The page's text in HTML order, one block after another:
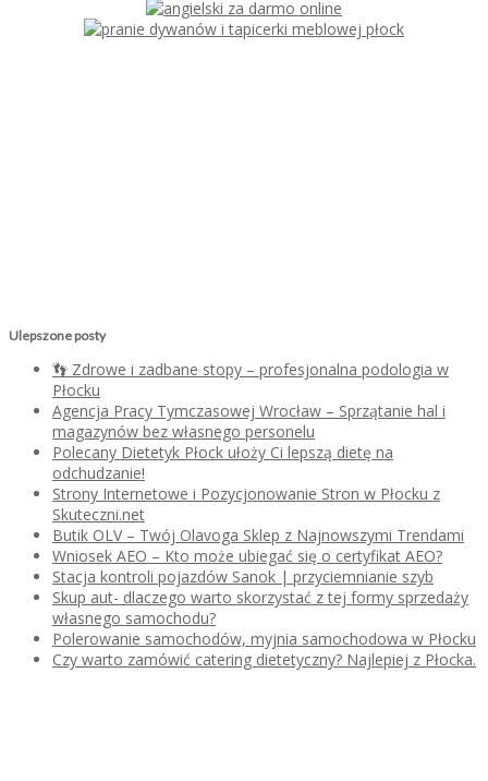
Ulepszone posty
👣 Zdrowe i zadbane stopy – profesjonalna podologia w
Płocku
Agencja Pracy Tymczasowej Wrocław – Sprzątanie hal i
magazynów bez własnego personelu
Polecany Dietetyk Płock ułoży Ci lepszą dietę na
odchudzanie!
Strony Internetowe i Pozycjonowanie Stron w Płocku z
Skuteczni.net
Butik OLV – Twój Olavoga Sklep z Najnowszymi Trendami
Wniosek AEO – Kto może ubiegać się o certyfikat AEO?
Stacja kontroli pojazdów Sanok | przyciemnianie szyb
Skup aut- dlaczego warto skorzystać z tej formy sprzedaży
własnego samochodu?
Polerowanie samochodów, myjnia samochodowa w Płocku
Czy warto zamówić catering dietetyczny? Najlepiej z Płocka.